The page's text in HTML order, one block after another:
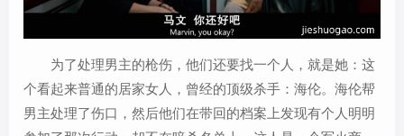
为了处理男主的枪伤，他们还要找一个人，就是她：这
个看起来普通的居家女人，曾经的顶级杀手：海伦。海伦帮
男主处理了伤口，然后他们在带回的档案上发现有个人明明